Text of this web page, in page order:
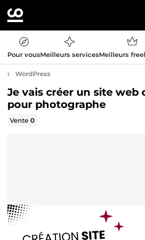
Pour vousMeilleurs servicesMeilleurs
WordPress
Je vais créer un site web
pour photographe
Vente0